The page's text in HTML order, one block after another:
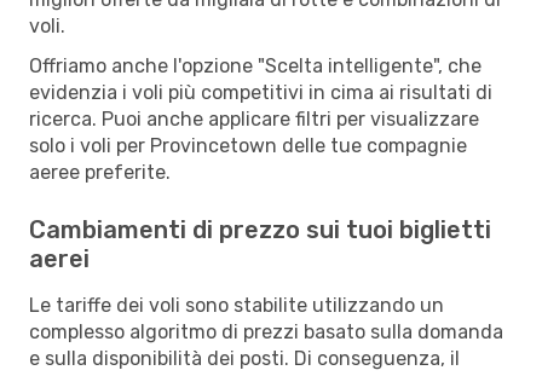
voli.
Offriamo anche l'opzione "Scelta intelligente", che
evidenzia i voli più competitivi in cima ai risultati di
ricerca. Puoi anche applicare filtri per visualizzare
solo i voli per Provincetown delle tue compagnie
aeree preferite.
Cambiamenti di prezzo sui tuoi biglietti
aerei
Le tariffe dei voli sono stabilite utilizzando un
complesso algoritmo di prezzi basato sulla domanda
e sulla disponibilità dei posti. Di conseguenza, il